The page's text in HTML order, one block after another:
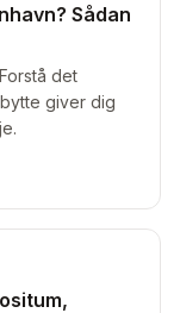
Sådan
det
giver dig